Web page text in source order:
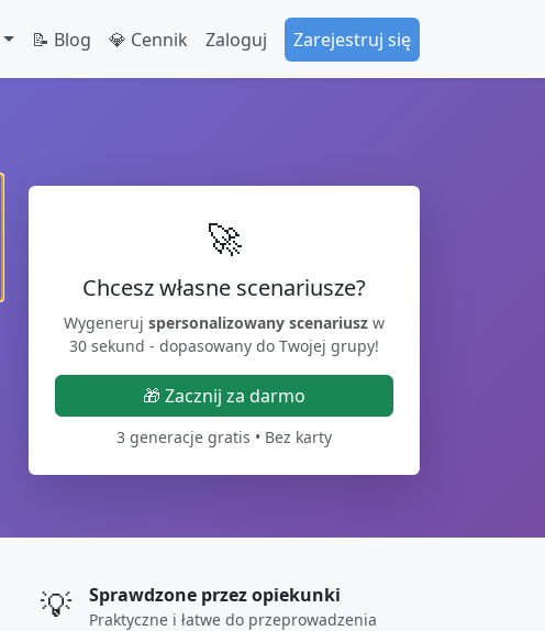
📝 Blog 💎 Cennik Zaloguj Zarejestruj się
🚀
Chcesz własne scenariusze?
Wygeneruj spersonalizowany scenariusz w
30 sekund - dopasowany do Twojej grupy!
🎁 Zacznij za darmo
3 generacje gratis • Bez karty
💡 Sprawdzone przez opiekunki
Praktyczne i łatwe do przeprowadzenia